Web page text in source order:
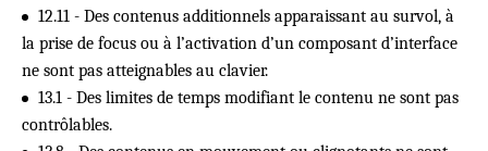
12.11 - Des contenus additionnels apparaissant au survol, à
la prise de focus ou à l’activation d’un composant d’interface
ne sont pas atteignables au clavier.
13.1 - Des limites de temps modifiant le contenu ne sont pas
contrôlables.